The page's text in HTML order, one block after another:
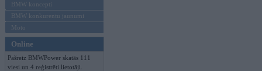
BMW koncepti
BMW konkurentu jaunumi
Moto
Online
Pašreiz BMWPower skatās 111
viesi un 4 reģistrēti lietotāji.